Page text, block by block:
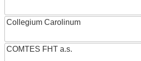
Collegium Carolinum
COMTES FHT a.s.